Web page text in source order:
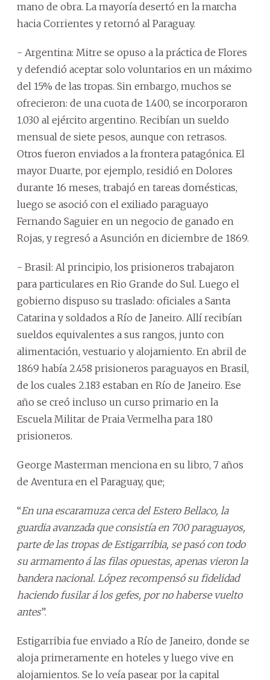
mano de obra. La mayoría desertó en la marcha
hacia Corrientes y retornó al Paraguay.
- Argentina: Mitre se opuso a la práctica de Flores
y defendió aceptar solo voluntarios en un máximo
del 15% de las tropas. Sin embargo, muchos se
ofrecieron: de una cuota de 1.400, se incorporaron
1.030 al ejército argentino. Recibían un sueldo
mensual de siete pesos, aunque con retrasos.
Otros fueron enviados a la frontera patagónica. El
mayor Duarte, por ejemplo, residió en Dolores
durante 16 meses, trabajó en tareas domésticas,
luego se asoció con el exiliado paraguayo
Fernando Saguier en un negocio de ganado en
Rojas, y regresó a Asunción en diciembre de 1869.
- Brasil: Al principio, los prisioneros trabajaron
para particulares en Rio Grande do Sul. Luego el
gobierno dispuso su traslado: oficiales a Santa
Catarina y soldados a Río de Janeiro. Allí recibían
sueldos equivalentes a sus rangos, junto con
alimentación, vestuario y alojamiento. En abril de
1869 había 2.458 prisioneros paraguayos en Brasil,
de los cuales 2.183 estaban en Río de Janeiro. Ese
año se creó incluso un curso primario en la
Escuela Militar de Praia Vermelha para 180
prisioneros.
George Masterman menciona en su libro, 7 años
de Aventura en el Paraguay, que;
“En una escaramuza cerca del Estero Bellaco, la
guardia avanzada que consistía en 700 paraguayos,
parte de las tropas de Estigarribia, se pasó con todo
su armamento á las filas opuestas, apenas vieron la
bandera nacional. López recompensó su fidelidad
haciendo fusilar á los gefes, por no haberse vuelto
antes”.
Estigarribia fue enviado a Río de Janeiro, donde se
aloja primeramente en hoteles y luego vive en
alojamientos. Se lo veía pasear por la capital